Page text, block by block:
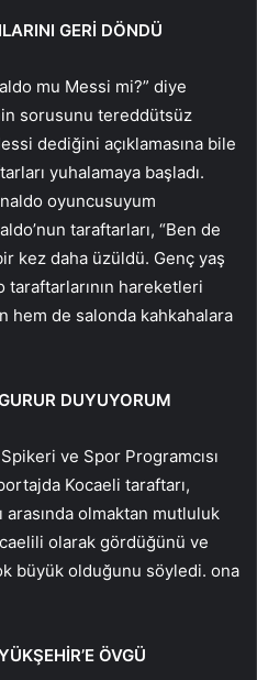
GERİ DÖNDÜ
mu Messi mi?” diye
sorusunu tereddütsüz
dediğini açıklamasına bile
yuhalamaya başladı.
oyuncusuyum
taraftarları, “Ben de
kez daha üzüldü. Genç yaş
taraftarlarının hareketleri
hem de salonda kahkahalara
DUYUYORUM
ve Spor Programcısı
Kocaeli taraftarı,
olmaktan mutluluk
olarak gördüğünü ve
büyük olduğunu söyledi. ona
ÖVGÜ